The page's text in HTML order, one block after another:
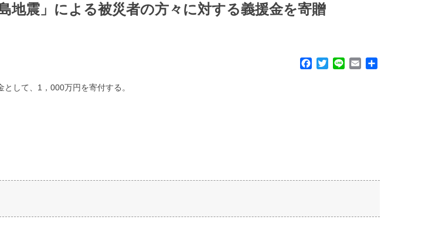
地震」による被災者の方々に対する義援金を寄贈
して、1，000万円を寄付する。